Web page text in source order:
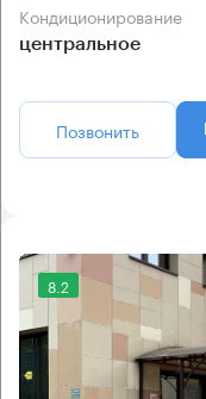
Кондиционирование
центральное
Позвонить
8.2